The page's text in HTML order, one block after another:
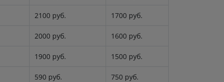
2100 руб. 1700 руб.
2000 руб. 1600 руб.
1900 руб. 1500 руб.
590 руб. 750 руб.